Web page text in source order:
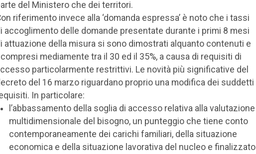
del Ministero che dei territori.
riferimento invece alla ‘domanda espressa’ è noto che i tassi
accoglimento delle domande presentate durante i primi 8 mesi
attuazione della misura si sono dimostrati alquanto contenuti e
mediamente tra il 30 ed il 35%, a causa di requisiti di
particolarmente restrittivi. Le novità più significative del
del 16 marzo riguardano proprio una modifica dei suddetti
In particolare:
l’abbassamento della soglia di accesso relativa alla valutazione
multidimensionale del bisogno, un punteggio che tiene conto
contemporaneamente dei carichi familiari, della situazione
economica e della situazione lavorativa del nucleo e finalizzato